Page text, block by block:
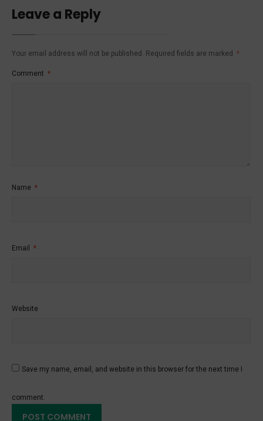
Leave a Reply
Your email address will not be published. Required fields are marked *
Comment *
Name *
Email *
Website
Save my name, email, and website in this browser for the next time I
comment.